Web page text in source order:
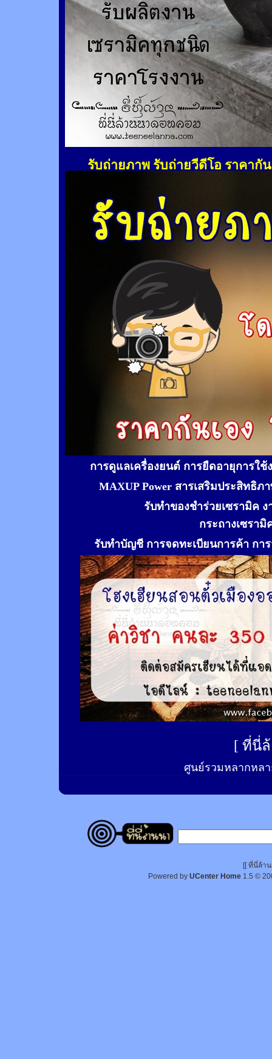
รับถ่ายภาพ รับถ่ายวีดีโอ ราคากั
การดูแลเครื่องยนต์ การยืดอายุการใ
MAXUP Power สารเสริมประสิทธิ
รับทำของชำร่วยเซรามิค
กระถางเซรา
รับทำบัญชี การจดทะเบียนการค้า กา
[ ที่นี่
ศูนย์รวมหลากหลา
[[ ที่นี่ล้า
Powered by UCenter Home 1.5 ©